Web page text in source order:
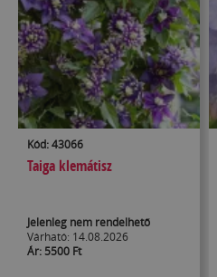
Kód: 43066
Taiga klemátisz
Jelenleg nem rendelhető
Várható: 14.08.2026
Ár: 5500 Ft